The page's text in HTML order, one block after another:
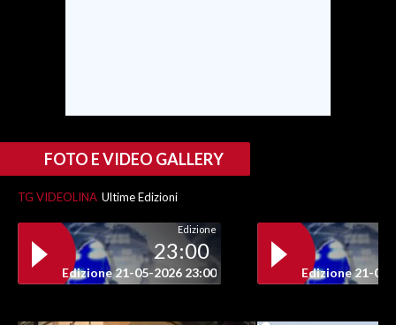
FOTO E VIDEO GALLERY
TG VIDEOLINA Ultime Edizioni
Edizione
23:00
Edizione 21-05-2026 23:00 Edizione 21-05-